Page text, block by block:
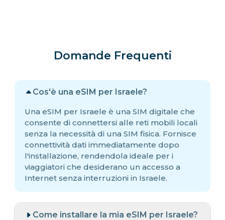
Domande Frequenti
Cos'è una eSIM per Israele?
Una eSIM per Israele è una SIM digitale che
consente di connettersi alle reti mobili locali
senza la necessità di una SIM fisica. Fornisce
connettività dati immediatamente dopo
l'installazione, rendendola ideale per i
viaggiatori che desiderano un accesso a
Internet senza interruzioni in Israele.
Come installare la mia eSIM per Israele?